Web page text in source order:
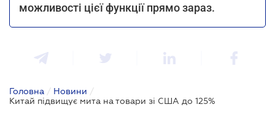
можливості цієї функції прямо зараз.
Головна / Новини /
Китай підвищує мита на товари зі США до 125%